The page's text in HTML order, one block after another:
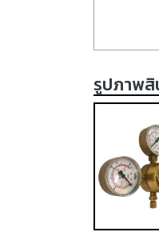
รูปภาพสิ